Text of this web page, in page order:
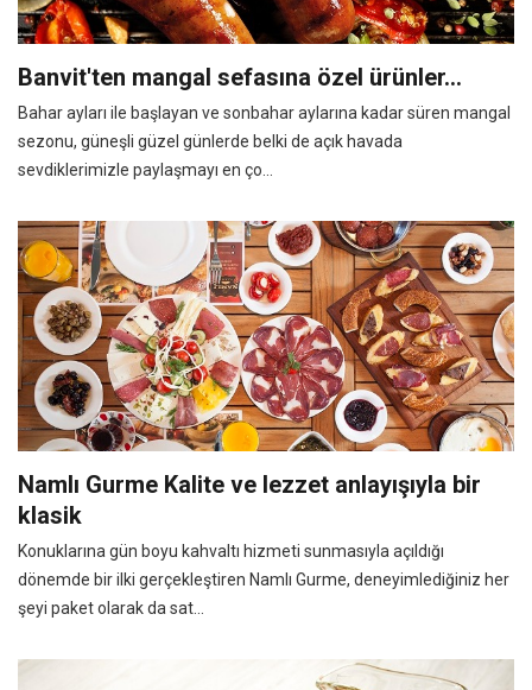
Banvit'ten mangal sefasına özel ürünler...
Bahar ayları ile başlayan ve sonbahar aylarına kadar süren mangal
sezonu, güneşli güzel günlerde belki de açık havada
sevdiklerimizle paylaşmayı en ço...
Namlı Gurme Kalite ve lezzet anlayışıyla bir
klasik
Konuklarına gün boyu kahvaltı hizmeti sunmasıyla açıldığı
dönemde bir ilki gerçekleştiren Namlı Gurme, deneyimlediğiniz her
şeyi paket olarak da sat...